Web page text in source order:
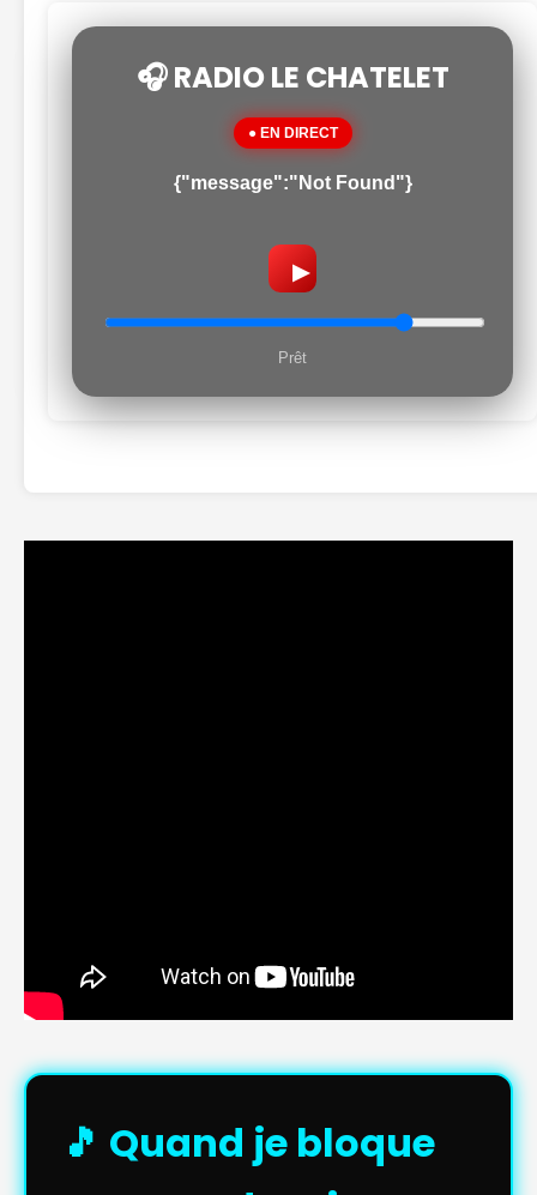
🎧 RADIO LE CHATELET
● EN DIRECT
{"message":"Not Found"}
▶
Prêt
🎵 Quand je bloque